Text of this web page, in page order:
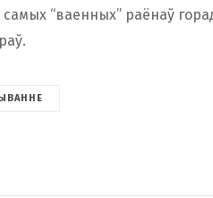
“ваенных” раёнаў